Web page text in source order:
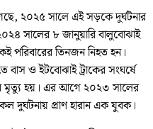
২০২৫ সালে এই সড়কে দুর্ঘটনার
সালের ৮ জানুয়ারি বালুবোঝাই
পরিবারের তিনজন নিহত হন।
বাস ও ইটবোঝাই ট্রাকের সংঘর্ষে
হয়। এর আগে ২০২৩ সালের
দুর্ঘটনায় প্রাণ হারান এক যুবক।